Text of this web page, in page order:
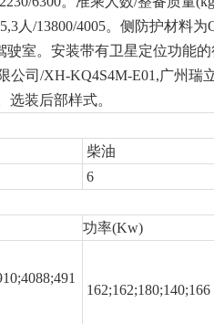
人/13800/4005。侧防护材料
室。安装带有卫星定位功能
司/XH-KQ4S4M-E01,广州瑞
选装后部样式。
柴油
6
功率(Kw)
162;162;180;140;166